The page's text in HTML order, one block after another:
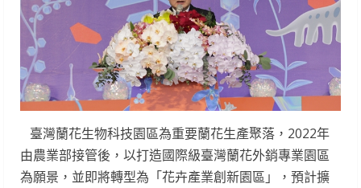
臺灣蘭花生物科技園區為重要蘭花生產聚落，2022年
由農業部接管後，以打造國際級臺灣蘭花外銷專業園區
為願景，並即將轉型為「花卉產業創新園區」，預計擴